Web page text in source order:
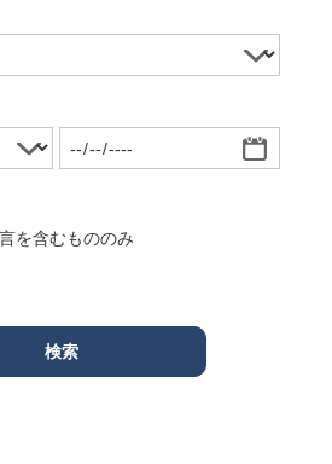
を含むもののみ